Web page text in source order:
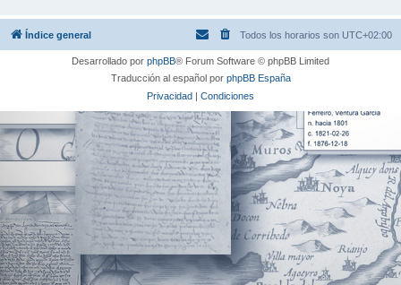
Índice general Todos los horarios son UTC+02:00
Desarrollado por phpBB® Forum Software © phpBB Limited
Traducción al español por phpBB España
Privacidad | Condiciones